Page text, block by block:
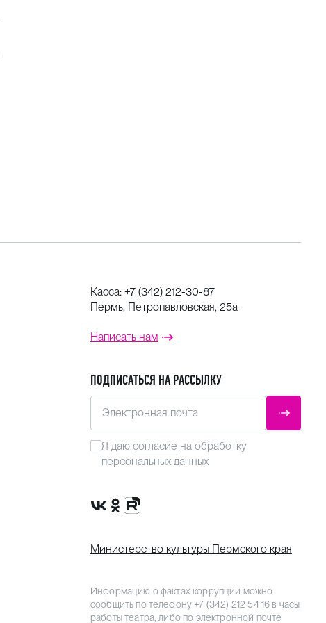
Касса: +7 (342) 212-30-87
Пермь, Петропавловская, 25а
Написать нам
ПОДПИСАТЬСЯ НА РАССЫЛКУ
Электронная почта
Я даю согласие на обработку
персональных данных
Сообщество VK
Группа в одноклассниках
Канал Rutube
Министерство культуры Пермского края
Информацию о фактах коррупции можно
сообщить по телефону+7 (342) 212 54 16 в часы
работы театра, либо по электронной почте